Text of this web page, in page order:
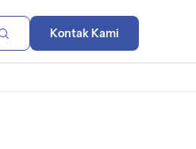
Kontak Kami